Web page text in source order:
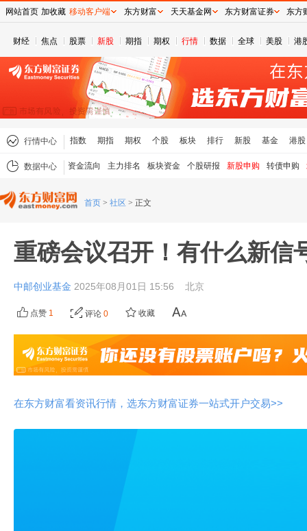
财经 焦点 股票 新股 期指 期权 行情 数据 全球 美股 港
行情中心 指数 期指 期权 个股 板块 排行 新股 基金 港股
数据中心 资金流向 主力排名 板块资金 个股研报 新股申购 转债申购
首页 > 社区 > 正文
重磅会议召开！有什么新信
中邮创业基金 2025年08月01日 15:56 北京
点赞 1 评论 0 收藏
在东方财富看资讯行情，选东方财富证券一站式开户交易>>
网站首页 加收藏 移动客户端 东方财富 天天基金网 东方财富证券 东方